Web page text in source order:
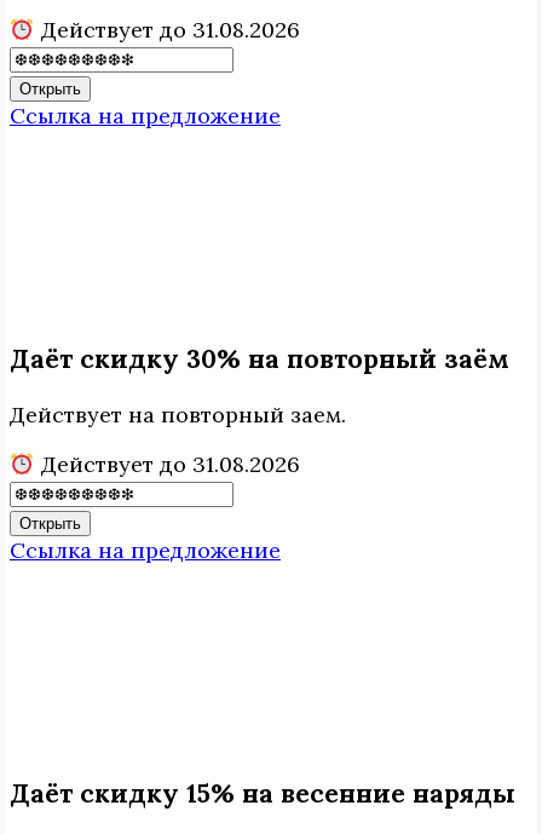
Действует до 31.08.2026
Открыть
Ссылка на предложение
Даёт скидку 30% на повторный заём
Действует на повторный заем.
Действует до 31.08.2026
Открыть
Ссылка на предложение
Даёт скидку 15% на весенние наряды